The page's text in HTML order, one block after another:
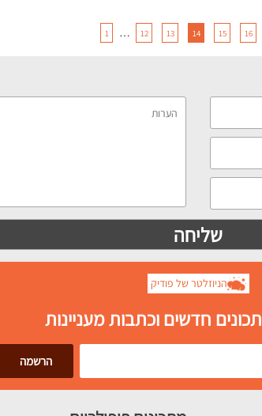
1 … 12 13 14 15 16
הניוזלטר של פודיק
חדשים וכתבות מעניינות